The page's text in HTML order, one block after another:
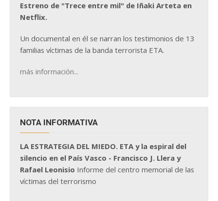
Estreno de "Trece entre mil" de Iñaki Arteta en
Netflix.
Un documental en él se narran los testimonios de 13
familias víctimas de la banda terrorista ETA.
más información...
NOTA INFORMATIVA
LA ESTRATEGIA DEL MIEDO. ETA y la espiral del
silencio en el País Vasco - Francisco J. Llera y
Rafael Leonisio Informe del centro memorial de las
víctimas del terrorismo